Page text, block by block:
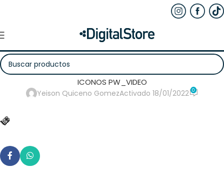
ICONOS PW_VIDEO
Yeison Quiceno GomezActivado 18/01/2022 0